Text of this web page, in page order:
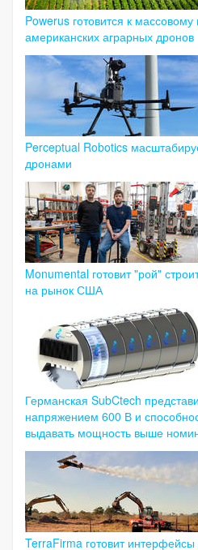
Powerus готовится к массовому
американских аграрных дронов
Perceptual Robotics
дронами
Monumental готовит "рой"
на рынок США
Германская SubCtech
напряжением 600 В и
выдавать мощность выше
TerraFirma готовит